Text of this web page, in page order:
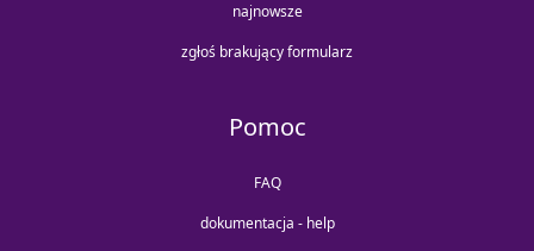
najnowsze
zgłoś brakujący formularz
Pomoc
FAQ
dokumentacja - help